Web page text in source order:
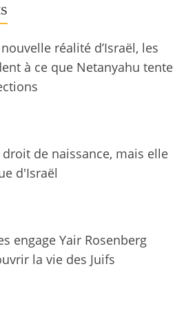
réalité d’Israël, les
à ce que Netanyahu tente
de naissance, mais elle
d'Israël
engage Yair Rosenberg
la vie des Juifs